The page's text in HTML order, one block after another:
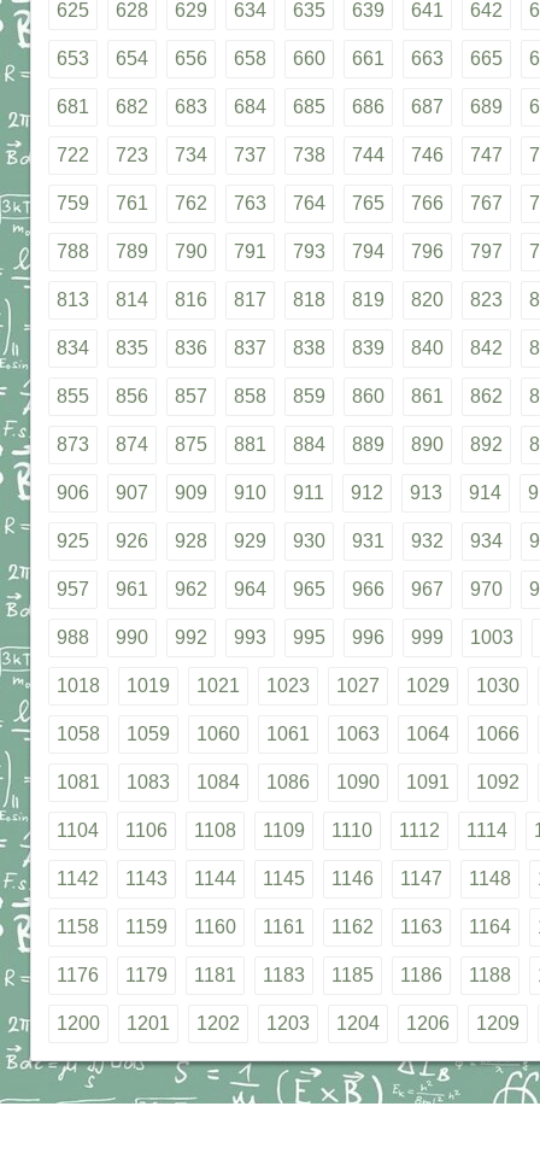
625 628 629 634 635 639 641 642
653 654 656 658 660 661 663 665
681 682 683 684 685 686 687 689
722 723 734 737 738 744 746 747
759 761 762 763 764 765 766 767
788 789 790 791 793 794 796 797
813 814 816 817 818 819 820 823
834 835 836 837 838 839 840 842
855 856 857 858 859 860 861 862
873 874 875 881 884 889 890 892
906 907 909 910 911 912 913 914
925 926 928 929 930 931 932 934
957 961 962 964 965 966 967 970
988 990 992 993 995 996 999 1003
1018 1019 1021 1023 1027 1029 1030
1058 1059 1060 1061 1063 1064 1066
1081 1083 1084 1086 1090 1091 1092
1104 1106 1108 1109 1110 1112 1114
1142 1143 1144 1145 1146 1147 1148
1158 1159 1160 1161 1162 1163 1164
1176 1179 1181 1183 1185 1186 1188
1200 1201 1202 1203 1204 1206 1209